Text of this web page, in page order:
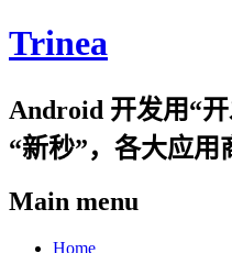
Trinea
Android 开发用“
“新秒”，各大应用
Main menu
Skip
Home